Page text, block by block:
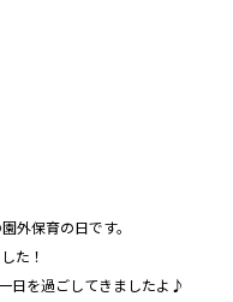
外保育の日です。
た！
日を過ごしてきましたよ♪